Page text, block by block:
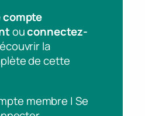
compte
ouconnectez-
la
de cette
membre | Se